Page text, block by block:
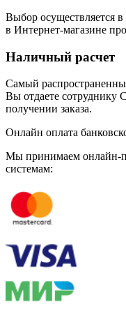
Выбор осуществляется
в Интернет-магазине
Наличный расчет
Самый
Вы отдаете сотруднику
получении заказа.
Онлайн оплата
Мы принимаем онлайн-
системам: